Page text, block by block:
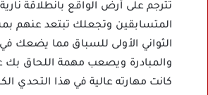
تترجم على أرض الواقع بانطلاقة
المتسابقين وتجعلك تبتعد عنهم
الثواني الأولى للسباق مما يضعك
والمبادرة ويصعب مهمة اللحاق
كانت مهارته عالية في هذا التحدي